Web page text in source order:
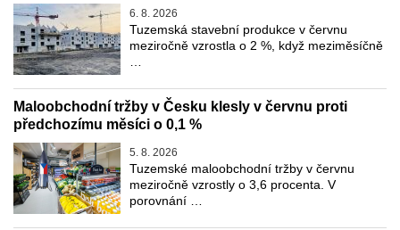
6. 8. 2026
Tuzemská stavební produkce v červnu
meziročně vzrostla o 2 %, když meziměsíčně
Maloobchodní tržby v Česku klesly v červnu proti
předchozímu měsíci o 0,1 %
5. 8. 2026
Tuzemské maloobchodní tržby v červnu
meziročně vzrostly o 3,6 procenta. V
porovnání …